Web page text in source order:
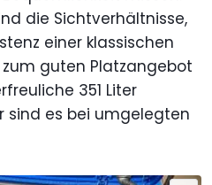
die Sichtverhältnisse,
einer klassischen
guten Platzangebot
351 Liter
sind es bei umgelegten